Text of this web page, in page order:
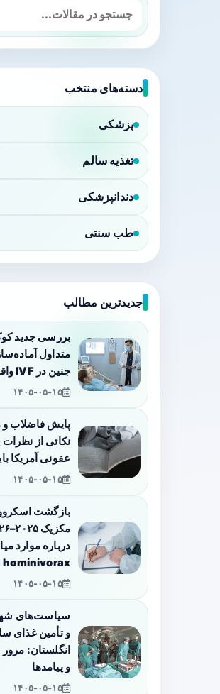
دسته‌های منتخب
پزشکی
تغذیه سالم
دندانپزشکی
طب سنتی
جدیدترین مطالب
بررسی جدید
متداول
جنین در IVF واقعاً مؤثرند؟
۱۴۰۵-۰۵-۱۵
پایش فاضلاب و
نکاتی از
عفونی آمریکا
۱۴۰۵-۰۵-۱۵
بازگشت
درباره موارد
hominivorax
۱۴۰۵-۰۵-۱۵
سیاست‌های
و تأمین غذای
انگلستان:
و پیامدها
۱۴۰۵-۰۵-۱۵